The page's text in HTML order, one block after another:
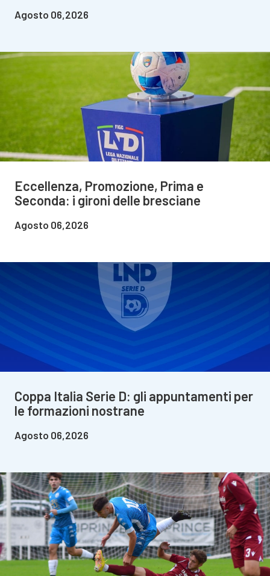
Agosto 06,2026
Eccellenza, Promozione, Prima e
Seconda: i gironi delle bresciane
Agosto 06,2026
Coppa Italia Serie D: gli appuntamenti per
le formazioni nostrane
Agosto 06,2026